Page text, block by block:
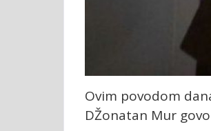
Ovim povodom
DŽonatan Mur